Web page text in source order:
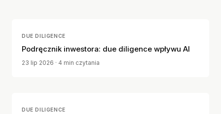
DUE DILIGENCE
Podręcznik inwestora: due diligence wpływu AI
23 lip 2026 · 4 min czytania
DUE DILIGENCE